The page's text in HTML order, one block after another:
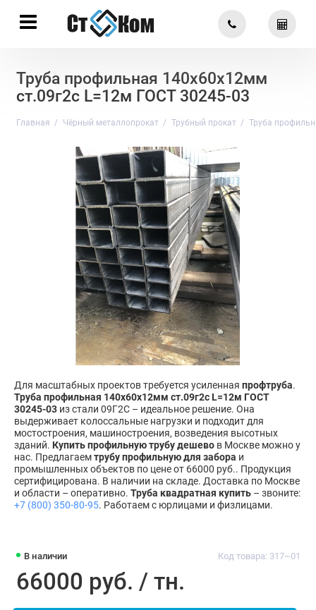
Труба профильная 140х60х12мм
ст.09г2с L=12м ГОСТ 30245-03
Главная Чёрный металлопрокат Трубный прокат Труба
В наличии Код товара: 317~01
66000 руб. / тн.
Для масштабных проектов требуется усиленная профтруба.
Труба профильная 140х60х12мм ст.09г2с L=12м ГОСТ
30245-03 из стали 09Г2С – идеальное решение. Она
выдерживает колоссальные нагрузки и подходит для
мостостроения, машиностроения, возведения высотных
зданий. Купить профильную трубу дешево в Москве можно у
нас. Предлагаемтрубу профильную для забора и
промышленных объектов по цене от 66000 руб.. Продукция
сертифицирована. В наличии на складе. Доставка по Москве
и области – оперативно. Труба квадратная купить – звоните:
+7 (800) 350-80-95. Работаем с юрлицами и физлицами.